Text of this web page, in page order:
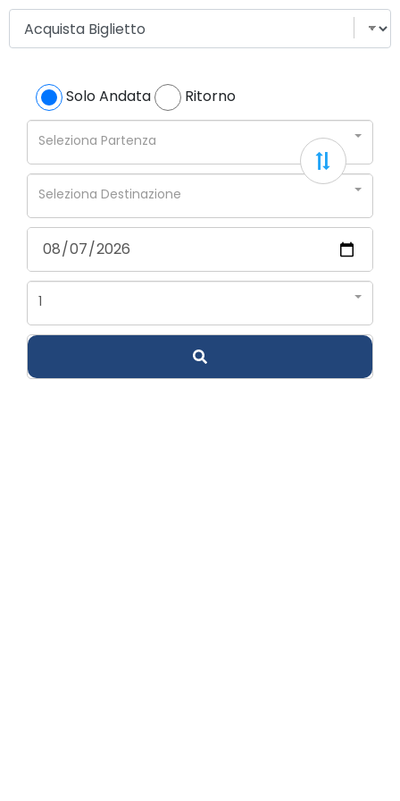
Solo Andata Ritorno
Seleziona Partenza
Seleziona Destinazione
1